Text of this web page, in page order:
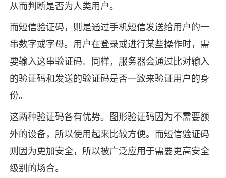
从而判断是否为人类用户。
而短信验证码，则是通过手机短信发送给用户的一
串数字或字母。用户在登录或进行某些操作时，需
要输入这串验证码。同样，服务器会通过比对输入
的验证码和发送的验证码是否一致来验证用户的身
份。
这两种验证码各有优势。图形验证码因为不需要额
外的设备，所以使用起来比较方便。而短信验证码
则因为更加安全，所以被广泛应用于需要更高安全
级别的场合。